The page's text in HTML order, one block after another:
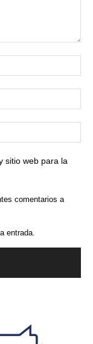
sitio web para la
comentarios a
entrada.